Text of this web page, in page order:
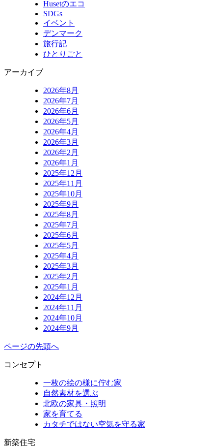
Husetのエコ
SDGs
イベント
デンマーク
旅行記
ひとりごと
アーカイブ
2026年8月
2026年7月
2026年6月
2026年5月
2026年4月
2026年3月
2026年2月
2026年1月
2025年12月
2025年11月
2025年10月
2025年9月
2025年8月
2025年7月
2025年6月
2025年5月
2025年4月
2025年3月
2025年2月
2025年1月
2024年12月
2024年11月
2024年10月
2024年9月
ページの先頭へ
コンセプト
一枚の絵の様に佇む家
自然素材を選ぶ
北欧の家具・照明
家を育てる
カタチではない空気を守る家
新築住宅